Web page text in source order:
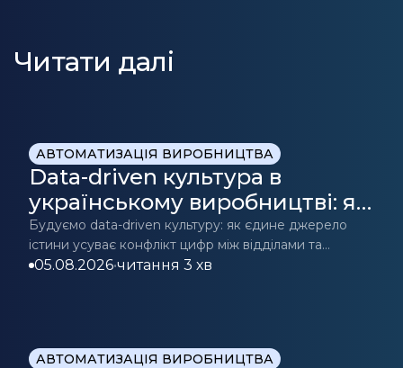
Читати далі
АВТОМАТИЗАЦІЯ ВИРОБНИЦТВА
Data-driven культура в
українському виробництві: як
CRM/ERP стає джерелом
істини для прийняття рішень
Будуємо data-driven культуру: як єдине джерело
істини усуває конфлікт цифр між відділами та
допомагає приймати точні бізнес-рішення.
05.08.2026•читання 3 хв
АВТОМАТИЗАЦІЯ ВИРОБНИЦТВА